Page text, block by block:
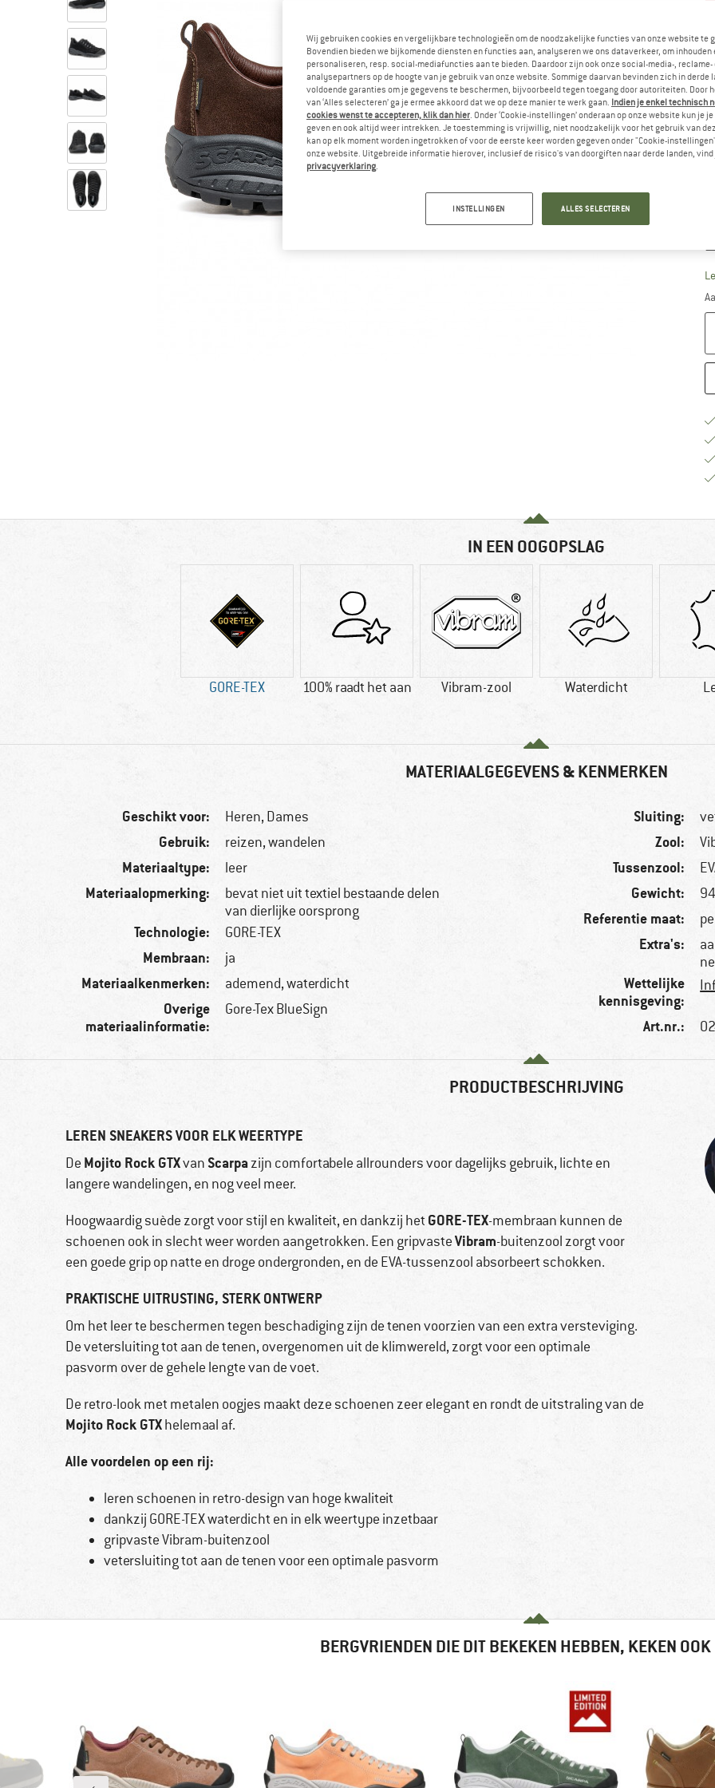
IN EEN OOGOPSLAG
GORE-TEX 100% raadt het aan Vibram-zool Waterdicht
MATERIAALGEGEVENS & KENMERKEN
Geschikt voor: Heren, Dames
Gebruik: reizen, wandelen
Materiaaltype: leer
Materiaalopmerking:
bevat niet uit textiel bestaande delen
van dierlijke oorsprong
Technologie: GORE-TEX
Membraan: ja
Materiaalkenmerken: ademend, waterdicht
Overige
materiaalinformatie:
Gore-Tex BlueSign
Sluiting:
Zool:
Tussenzool:
Gewicht:
Referentie maat:
Extra's:
Wettelijke
kennisgeving:
Art.nr.:
PRODUCTBESCHRIJVING
LEREN SNEAKERS VOOR ELK WEERTYPE
De Mojito Rock GTXvanScarpazijn comfortabele allrounders voor dagelijks gebruik, lichte en
langere wandelingen, en nog veel meer.
Hoogwaardig suède zorgt voor stijl en kwaliteit, en dankzij het GORE-TEX-membraan kunnen de
schoenen ook in slecht weer worden aangetrokken. Een gripvasteVibram-buitenzool zorgt voor
een goede grip op natte en droge ondergronden, en de EVA-tussenzool absorbeert schokken.
PRAKTISCHE UITRUSTING, STERK ONTWERP
Om het leer te beschermen tegen beschadiging zijn de tenen voorzien van een extra versteviging.
De vetersluiting tot aan de tenen, overgenomen uit de klimwereld, zorgt voor een optimale
pasvorm over de gehele lengte van de voet.
De retro-look met metalen oogjes maakt deze schoenen zeer elegant en rondt de uitstraling van de
Mojito Rock GTXhelemaal af.
Alle voordelen op een rij:
leren schoenen in retro-design van hoge kwaliteit
dankzij GORE-TEX waterdicht en in elk weertype inzetbaar
gripvaste Vibram-buitenzool
vetersluiting tot aan de tenen voor een optimale pasvorm
BERGVRIENDEN DIE DIT BEKEKEN HEBBEN, KEKEN OOK
Wij gebruiken cookies en vergelijkbare technologieën om de noodzakelijke functies van onze website te
Bovendien bieden we bijkomende diensten en functies aan, analyseren we ons dataverkeer, om inhouden
personaliseren, resp. social-mediafuncties aan te bieden. Daardoor zijn ook onze social-media-, reclame-
analysepartners op de hoogte van je gebruik van onze website. Sommige daarvan bevinden zich in derde
voldoende garanties om je gegevens te beschermen, bijvoorbeeld tegen toegang door autoriteiten. Door
van ‘Alles selecteren’ ga je ermee akkoord dat we op deze manier te werk gaan. Indien je enkel technisch
cookies wenst te accepteren, klik dan hier. Onder ‘Cookie-instellingen’ onderaan op onze website kun je
geven en ook altijd weer intrekken. Je toestemming is vrijwillig, niet noodzakelijk voor het gebruik van
kan op elk moment worden ingetrokken of voor de eerste keer worden gegeven onder "Cookie-
onze website. Uitgebreide informatie hierover, inclusief de risico's van doorgiften naar derde landen, vind
privacyverklaring.
INSTELLINGEN ALLES SELECTEREN